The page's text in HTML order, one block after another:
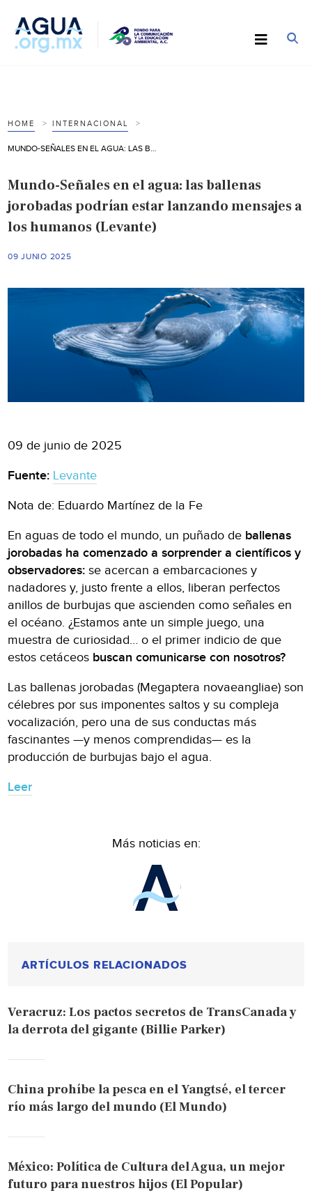
HOME INTERNACIONAL
Mundo-Señales en el agua: las ballenas
jorobadas podrían estar lanzando mensajes a
los humanos (Levante)
09 JUNIO 2025
09 de junio de 2025
Fuente: Levante
Nota de: Eduardo Martínez de la Fe
En aguas de todo el mundo, un puñado de ballenas
jorobadas ha comenzado a sorprender a científicos y
observadores: se acercan a embarcaciones y
nadadores y, justo frente a ellos, liberan perfectos
anillos de burbujas que ascienden como señales en
el océano. ¿Estamos ante un simple juego, una
muestra de curiosidad… o el primer indicio de que
estos cetáceos buscan comunicarse con nosotros?
Las ballenas jorobadas (Megaptera novaeangliae) son
célebres por sus imponentes saltos y su compleja
vocalización, pero una de sus conductas más
fascinantes —y menos comprendidas— es la
producción de burbujas bajo el agua.
Leer
Más noticias en:
ARTÍCULOS RELACIONADOS
Veracruz: Los pactos secretos de TransCanada y
la derrota del gigante (Billie Parker)
China prohíbe la pesca en el Yangtsé, el tercer
río más largo del mundo (El Mundo)
México: Política de Cultura del Agua, un mejor
futuro para nuestros hijos (El Popular)